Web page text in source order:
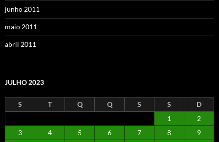
junho 2011
maio 2011
abril 2011
JULHO 2023
S T Q Q S S
D
1
2
3
4 5 6 7 8
9